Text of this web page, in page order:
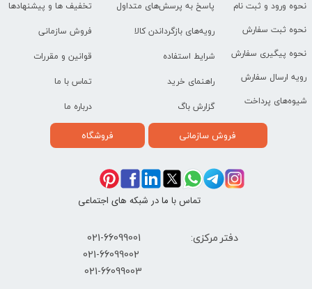
نحوه ورود و ثبت نام
نحوه ثبت سفارش
نحوه پیگیری سفارش
رویه ارسال سفارش
شیوه‌های پرداخت
پاسخ به پرسش‌های متداول
رویه‌های بازگرداندن کالا
شرایط استفاده
راهنمای خرید
گزارش باگ
تخفیف ها و پیشنهادها
فروش سازمانی
قوانین و مقررات
تماس با ما
درباره ما
فروش سازمانی فروشگاه
دفتر مرکزی: 66099001-021
​021-66099002
تماس با ما در شبکه های اجتماعی